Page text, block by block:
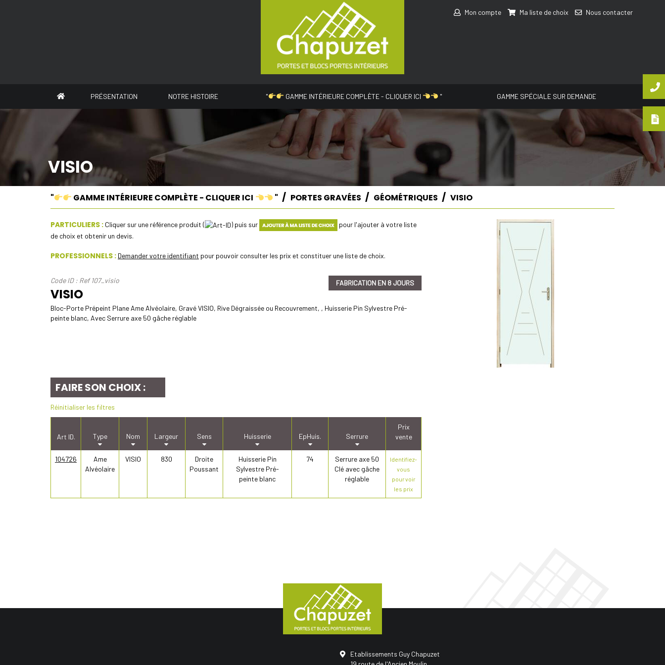
Mon compte Ma liste de choix Nous contacter
PRÉSENTATION NOTRE HISTOIRE " GAMME INTÉRIEURE COMPLÈTE - CLIQUER ICI " GAMME SPÉCIALE SUR DEMANDE
VISIO
" GAMME INTÉRIEURE COMPLÈTE - CLIQUER ICI " PORTES GRAVÉES GÉOMÉTRIQUES VISIO
PARTICULIERS : Cliquer sur une référence produit ( ) puis sur
pour l'ajouter à votre liste
de choix et obtenir un devis.
PROFESSIONNELS : Demander votre identifiant pour pouvoir consulter les prix et constituer une liste de choix.
Code ID : Ref 107_visio
VISIO
FABRICATION EN 8 JOURS
Bloc-Porte Prépeint Plane Ame Alvéolaire, Gravé VISIO, Rive Dégraissée ou Recouvrement, , Huisserie Pin Sylvestre Pré-
peinte blanc, Avec Serrure axe 50 gâche réglable
FAIRE SON CHOIX :
Réinitialiser les filtres
Art ID. Type Nom Largeur Sens Huisserie EpHuis. Serrure
Prix
vente
104726
Ame
Alvéolaire
VISIO 830
Droite
Poussant
Huisserie Pin
Sylvestre Pré-
peinte blanc
74
Serrure axe 50
Clé avec gâche
réglable
Identifiez-
vous
pour voir
les prix
Etablissements Guy Chapuzet